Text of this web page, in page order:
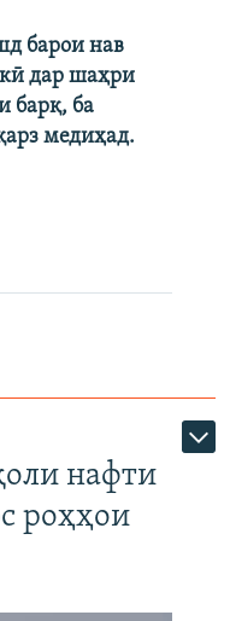
барои нав
дар шаҳри
барқ, ба
медиҳад.
нафти
роҳҳои